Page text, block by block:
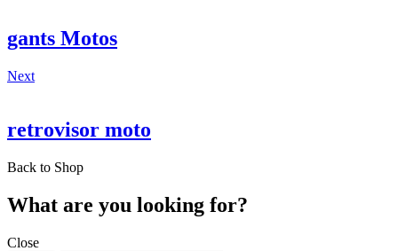
gants Motos
Next
retrovisor moto
Back to Shop
What are you looking for?
Close